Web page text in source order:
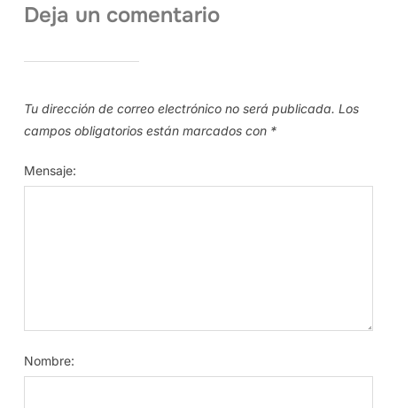
Deja un comentario
Tu dirección de correo electrónico no será publicada. Los
campos obligatorios están marcados con *
Mensaje:
Nombre: